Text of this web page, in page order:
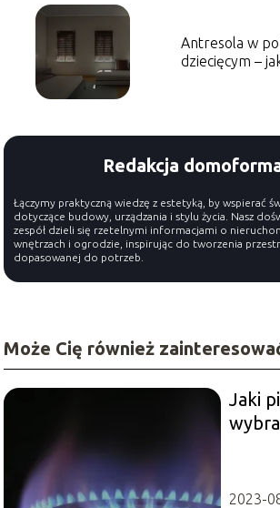
Antresola w
dziecięcym –
Redakcja
Łączymy praktyczną wiedzę z estetyką, by wspierać
dotyczące budowy, urządzania i stylu życia. Nasz
zespół dzieli się rzetelnymi informacjami o
wnętrzach i ogrodzie, inspirując do tworzenia
dopasowanej do potrzeb.
Może Cię również
Jaki
2023-